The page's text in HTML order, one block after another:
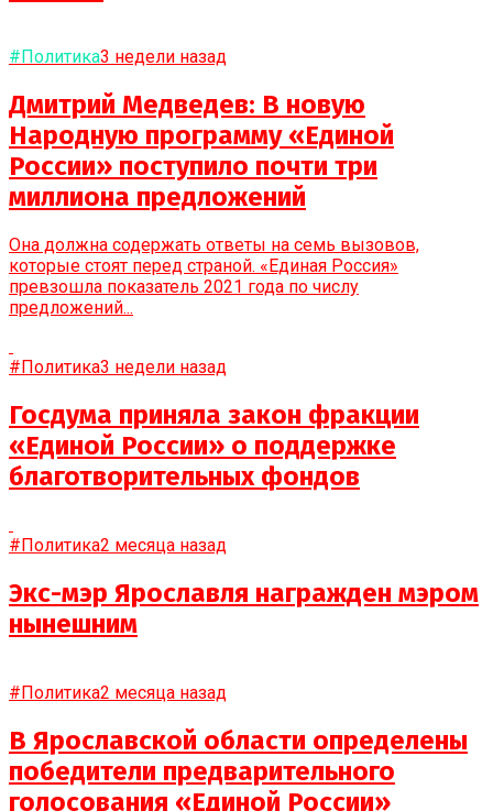
#Политика3 недели назад
Дмитрий Медведев: В новую
Народную программу «Единой
России» поступило почти три
миллиона предложений
Она должна содержать ответы на семь вызовов,
которые стоят перед страной. «Единая Россия»
превзошла показатель 2021 года по числу
предложений...
#Политика3 недели назад
Госдума приняла закон фракции
«Единой России» о поддержке
благотворительных фондов
#Политика2 месяца назад
Экс-мэр Ярославля награжден мэром
нынешним
#Политика2 месяца назад
В Ярославской области определены
победители предварительного
голосования «Единой России»